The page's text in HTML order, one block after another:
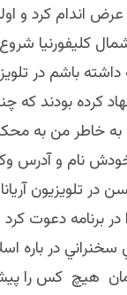
عرض اندام كرد
تلويزيون نور در شمال
باشم در
بودند كه چند
به خاطر من به
نام و آدرس
در تلويزيون
در برنامه دعوت
سخنراني در
هيچ كس را